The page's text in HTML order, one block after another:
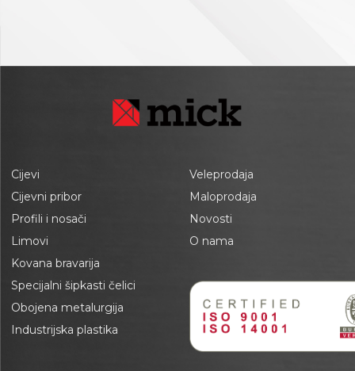
Cijevi
Cijevni pribor
Profili i nosači
Limovi
Kovana bravarija
Specijalni šipkasti čelici
Obojena metalurgija
Industrijska plastika
Veleprodaja
Maloprodaja
Novosti
O nama